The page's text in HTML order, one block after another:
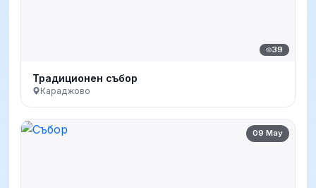
39
Традиционен събор
Караджово
09 May